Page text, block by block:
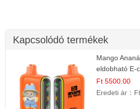
Kapcsolódó termékek
Mango
eldobható E-
Ízélmény
Ft 5500.00
Eredeti ár：